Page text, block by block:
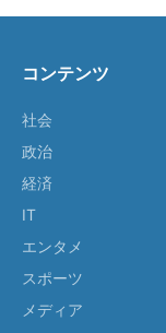
コンテンツ
社会
政治
経済
IT
エンタメ
スポーツ
メディア